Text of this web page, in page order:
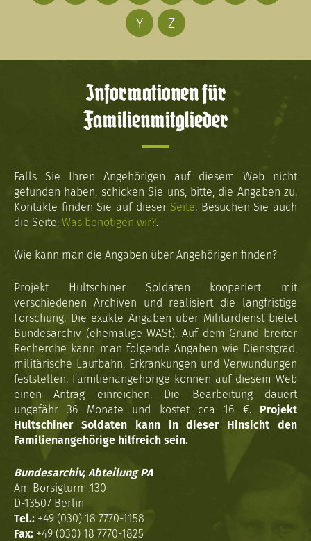
Y
Z
Informationen für
Familienmitglieder
Falls Sie Ihren Angehörigen auf diesem Web nicht
gefunden haben, schicken Sie uns, bitte, die Angaben zu.
Kontakte finden Sie auf dieser Seite. Besuchen Sie auch
die Seite: Was benötigen wir?.
Wie kann man die Angaben über Angehörigen finden?
Projekt Hultschiner Soldaten kooperiert mit
verschiedenen Archiven und realisiert die langfristige
Forschung. Die exakte Angaben über Militärdienst bietet
Bundesarchiv (ehemalige WASt). Auf dem Grund breiter
Recherche kann man folgende Angaben wie Dienstgrad,
militärische Laufbahn, Erkrankungen und Verwundungen
feststellen. Familienangehörige können auf diesem Web
einen Antrag einreichen. Die Bearbeitung dauert
ungefähr 36 Monate und kostet cca 16 €. Projekt
Hultschiner Soldaten kann in dieser Hinsicht den
Familienangehörige hilfreich sein.
Bundesarchiv, Abteilung PA
Am Borsigturm 130
D-13507 Berlin
Tel.: +49 (030) 18 7770-1158
Fax: +49 (030) 18 7770-1825